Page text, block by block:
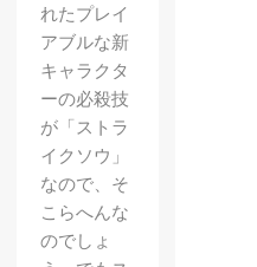
れたプレイ
アブルな新
キャラクタ
ーの必殺技
が「ストラ
イクソウ」
なので、そ
こらへんな
のでしょ